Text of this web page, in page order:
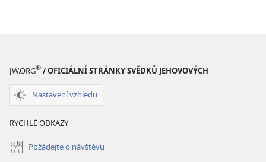
JW.ORG® / OFICIÁLNÍ STRÁNKY SVĚDKŮ JEHOVOVÝCH
Nastavení vzhledu
RYCHLÉ ODKAZY
Požádejte o návštěvu